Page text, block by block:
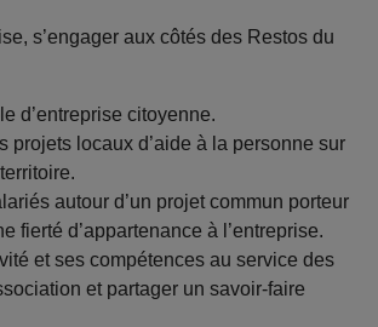
s’engager aux côtés des Restos du
d’entreprise citoyenne.
projets locaux d’aide à la personne sur
autour d’un projet commun porteur
fierté d’appartenance à l’entreprise.
et ses compétences au service des
et partager un savoir-faire